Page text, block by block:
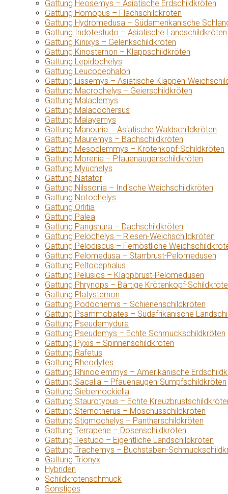
Gattung Heosemys – Asiatische Erdschildkröten
Gattung Homopus – Flachschildkröten
Gattung Hydromedusa – Südamerikanische
Gattung Indotestudo – Asiatische Landschildkröten
Gattung Kinixys – Gelenkschildkröten
Gattung Kinosternon – Klappschildkröten
Gattung Lepidochelys
Gattung Leucocephalon
Gattung Lissemys – Asiatische Klappen-
Gattung Macrochelys – Geierschildkröten
Gattung Malaclemys
Gattung Malacochersus
Gattung Malayemys
Gattung Manouria – Asiatische Waldschildkröten
Gattung Mauremys – Bachschildkröten
Gattung Mesoclemmys – Krötenkopf-Schildkröten
Gattung Morenia – Pfauenaugenschildkröten
Gattung Myuchelys
Gattung Natator
Gattung Nilssonia – Indische Weichschildkröten
Gattung Notochelys
Gattung Orlitia
Gattung Palea
Gattung Pangshura – Dachschildkröten
Gattung Pelochelys – Riesen-Weichschildkröten
Gattung Pelodiscus – Fernöstliche
Gattung Pelomedusa – Starrbrust-Pelomedusen
Gattung Peltocephalus
Gattung Pelusios – Klappbrust-Pelomedusen
Gattung Phrynops – Bärtige Krötenkopf-
Gattung Platysternon
Gattung Podocnemis – Schienenschildkröten
Gattung Psammobates – Südafrikanische
Gattung Pseudemydura
Gattung Pseudemys – Echte Schmuckschildkröten
Gattung Pyxis – Spinnenschildkröten
Gattung Rafetus
Gattung Rheodytes
Gattung Rhinoclemmys – Amerikanische
Gattung Sacalia – Pfauenaugen-Sumpfschildkröten
Gattung Siebenrockiella
Gattung Staurotypus – Echte
Gattung Sternotherus – Moschusschildkröten
Gattung Stigmochelys – Pantherschildkröten
Gattung Terrapene – Dosenschildkröten
Gattung Testudo – Eigentliche Landschildkröten
Gattung Trachemys – Buchstaben-
Gattung Trionyx
Hybriden
Schildkrötenschmuck
Sonstiges